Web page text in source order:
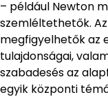
– például Newton
szemléltethetők.
megfigyelhetők az
tulajdonságai,
szabadesés az
egyik központi